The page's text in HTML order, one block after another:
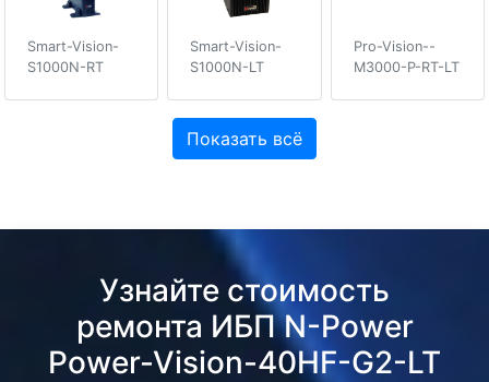
Smart-Vision-
S1000N-RT
Smart-Vision-
S1000N-LT
Pro-Vision--
M3000-P-RT-LT
Показать всё
Узнайте стоимость
ремонта ИБП N-Power
Power-Vision-40HF-G2-LT